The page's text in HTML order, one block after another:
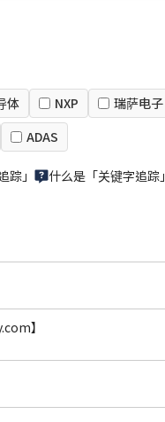
体 NXP 瑞萨电子
ADAS
」 什么是「关键字追踪」
】